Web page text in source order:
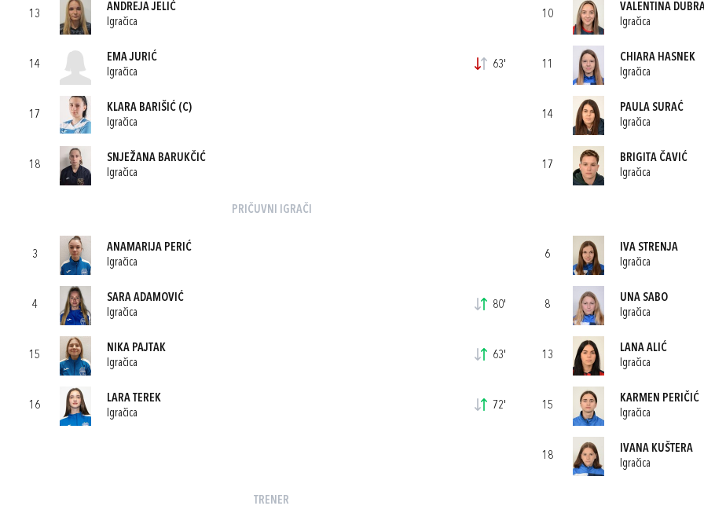
13
ANDREJA JELIĆ
Igračica
14
EMA JURIĆ
Igračica
63'
17
KLARA BARIŠIĆ (C)
Igračica
18
SNJEŽANA BARUKČIĆ
Igračica
PRIČUVNI IGRAČI
3
ANAMARIJA PERIĆ
Igračica
4
SARA ADAMOVIĆ
Igračica
80'
15
NIKA PAJTAK
Igračica
63'
16
LARA TEREK
Igračica
72'
TRENER
10
VALENTINA
Igračica
11
CHIARA HASNEK
Igračica
14
PAULA SURAĆ
Igračica
17
BRIGITA ČAVIĆ
Igračica
6
IVA STRENJA
Igračica
8
UNA SABO
Igračica
13
LANA ALIĆ
Igračica
15
KARMEN PERIČIĆ
Igračica
18
IVANA KUŠTERA
Igračica